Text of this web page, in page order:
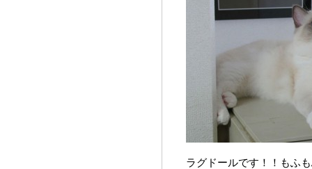
ラグドールです！！もふ